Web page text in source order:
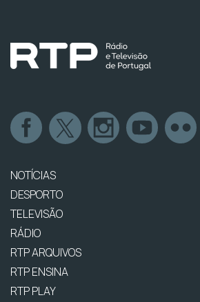
NOTÍCIAS
DESPORTO
TELEVISÃO
RÁDIO
RTP ARQUIVOS
RTP ENSINA
RTP PLAY